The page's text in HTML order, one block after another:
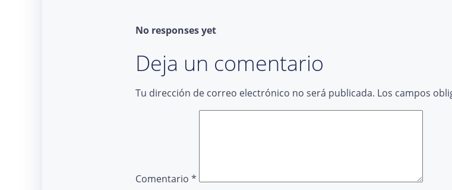
No responses yet
Deja un comentario
Tu dirección de correo electrónico no será publicada. Los campos
Comentario *